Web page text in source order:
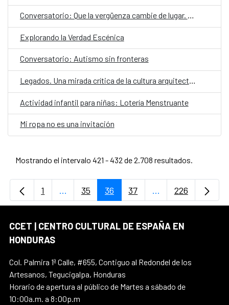
Conversatorio: Que la vergüenza cambie de lugar. Un diálogo abierto sobre violencia y cultura en Honduras
Explorando la Verdad Escénica
Conversatorio: Autismo sin fronteras
Legados. Una mirada crítica de la cultura arquitectónica hondureña
Actividad infantil para niñas: Lotería Menstruante
Mi ropa no es una invitación
Mostrando el intervalo 421 - 432 de 2.708 resultados.
Página
1 ...Páginas intermedias Use TAB para
Página
35 Página
36 Página
37 ...PáginasPágina
226
CCET | CENTRO CULTURAL DE ESPAÑA EN
HONDURAS
Col. Palmira 1ª Calle, #655, Contiguo al Redondel de los
Artesanos, Tegucigalpa, Honduras
Horario de apertura al público de Martes a sábado de
10:00a.m. a 8:00p.m